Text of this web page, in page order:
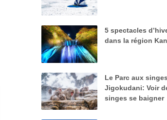
5 spectacles
dans la région
Le Parc aux
Jigokudani: Voir
singes se baigner